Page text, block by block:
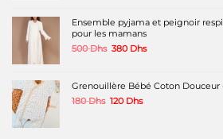
340 Dhs.
290 Dhs.
Ensemble pyjama et peignoir
pour les mamans
500Dhs Le
était :
500 Dhs.
380 DhsLe
est :
380 Dhs.
Grenouillère Bébé Coton
180Dhs Le
120 DhsLe